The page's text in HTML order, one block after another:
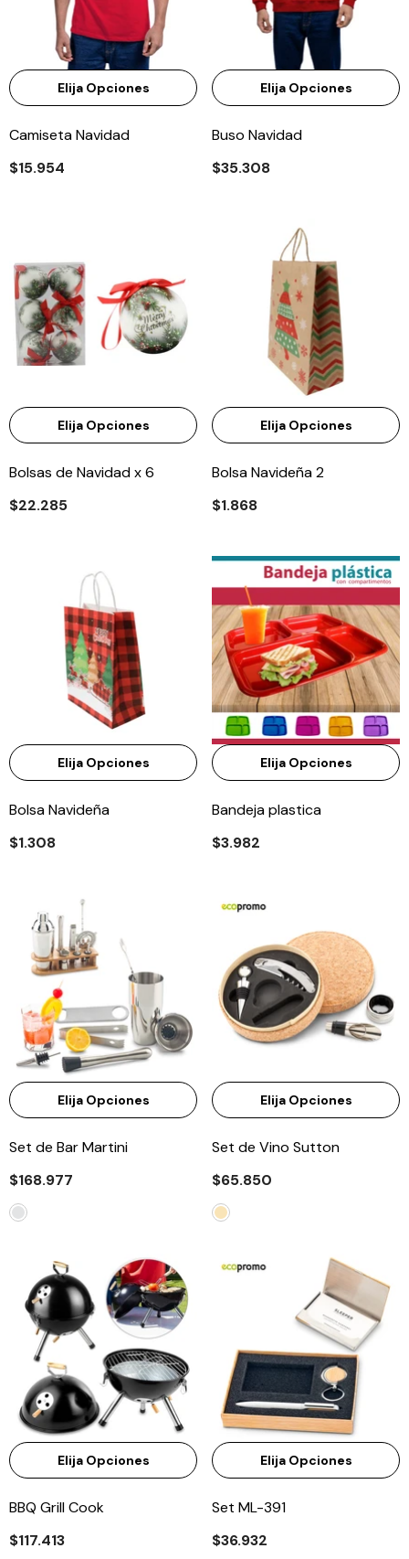
Elija Opciones
Camiseta Navidad
$15.954
Elija Opciones
Buso Navidad
$35.308
Elija Opciones
Bolsas de Navidad x 6
$22.285
Elija Opciones
Bolsa Navideña 2
$1.868
Elija Opciones
Bolsa Navideña
$1.308
Elija Opciones
Bandeja plastica
$3.982
Elija Opciones
Set de Bar Martini
$168.977
Elija Opciones
Set de Vino Sutton
$65.850
Elija Opciones
BBQ Grill Cook
$117.413
Elija Opciones
Set ML-391
$36.932